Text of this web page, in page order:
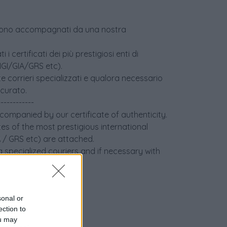
or
to
may
accompagnati da una nostra
i certificati dei più prestigiosi enti di
GIA/GRS etc).
corrieri specializzati e qualora necessario
by our certificate of authenticity.
of the most prestigious international
GRS etc) are attached.
specialized couriers and if necessary with